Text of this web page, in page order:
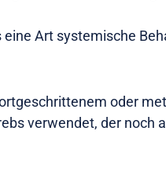
Art systemische
oder
verwendet, der noch